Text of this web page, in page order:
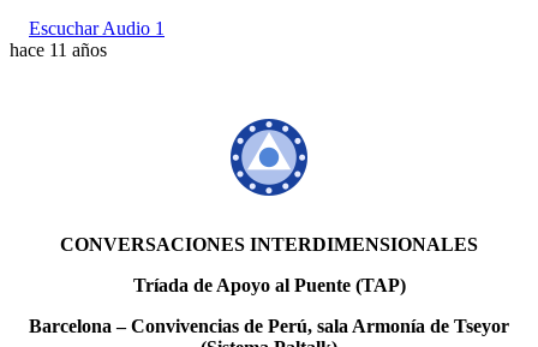
Escuchar Audio 1
hace 11 años
CONVERSACIONES INTERDIMENSIONALES
Tríada de Apoyo al Puente (TAP)
Barcelona – Convivencias de Perú, sala Armonía de Tseyor